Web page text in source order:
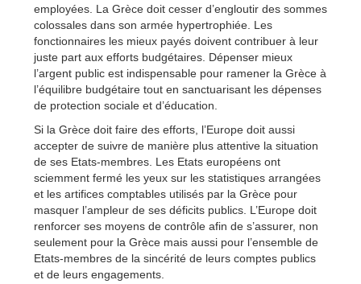
employées. La Grèce doit cesser d’engloutir des sommes
colossales dans son armée hypertrophiée. Les
fonctionnaires les mieux payés doivent contribuer à leur
juste part aux efforts budgétaires. Dépenser mieux
l’argent public est indispensable pour ramener la Grèce à
l’équilibre budgétaire tout en sanctuarisant les dépenses
de protection sociale et d’éducation.
Si la Grèce doit faire des efforts, l’Europe doit aussi
accepter de suivre de manière plus attentive la situation
de ses Etats-membres. Les Etats européens ont
sciemment fermé les yeux sur les statistiques arrangées
et les artifices comptables utilisés par la Grèce pour
masquer l’ampleur de ses déficits publics. L’Europe doit
renforcer ses moyens de contrôle afin de s’assurer, non
seulement pour la Grèce mais aussi pour l’ensemble de
Etats-membres de la sincérité de leurs comptes publics
et de leurs engagements.